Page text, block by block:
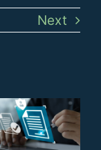
Next